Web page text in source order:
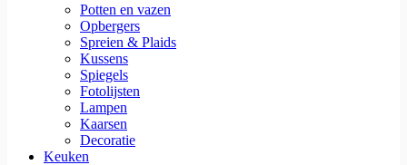
Potten en vazen
Opbergers
Spreien & Plaids
Kussens
Spiegels
Fotolijsten
Lampen
Kaarsen
Decoratie
Keuken